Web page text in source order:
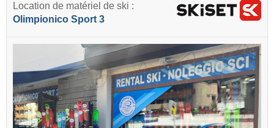
Location de matériel de ski :
Olimpionico Sport 3